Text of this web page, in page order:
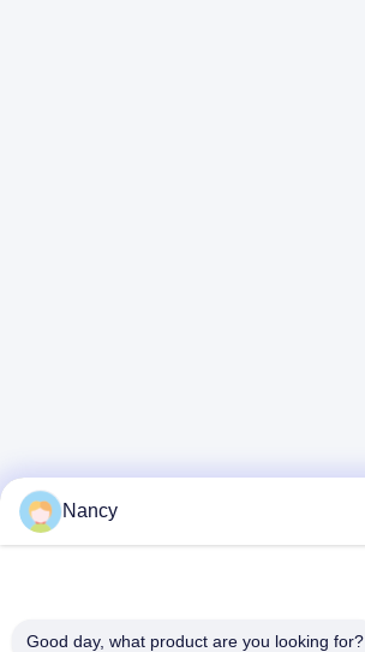
Nancy
Good day, what product are you looking for?